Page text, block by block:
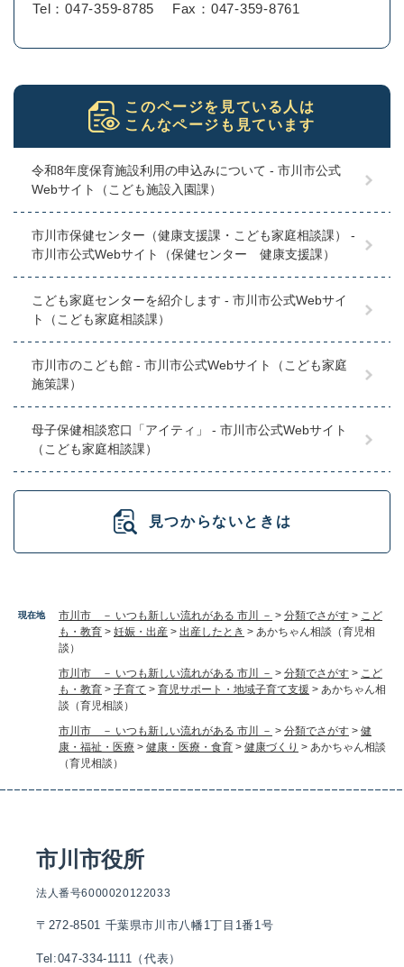
現在地 市川市 － いつも新しい流れがある 市川 － > 分類でさがす > こど
も・教育 > 妊娠・出産 > 出産したとき > あかちゃん相談（育児相
談）
市川市 － いつも新しい流れがある 市川 － > 分類でさがす > こど
も・教育 > 子育て > 育児サポート・地域子育て支援 > あかちゃん相
談（育児相談）
市川市 － いつも新しい流れがある 市川 － > 分類でさがす > 健
康・福祉・医療 > 健康・医療・食育 > 健康づくり > あかちゃん相談
（育児相談）
Tel：047-359-8785
Fax：047-359-8761
このページを見ている人は
こんなページも見ています
令和8年度保育施設利用の申込みについて - 市川市公式
Webサイト（こども施設入園課）
市川市保健センター（健康支援課・こども家庭相談課） -
市川市公式Webサイト（保健センター 健康支援課）
こども家庭センターを紹介します - 市川市公式Webサイ
ト（こども家庭相談課）
市川市のこども館 - 市川市公式Webサイト（こども家庭
施策課）
母子保健相談窓口「アイティ」 - 市川市公式Webサイト
（こども家庭相談課）
見つからないときは
市川市役所
法人番号6000020122033
〒272-8501 千葉県市川市八幡1丁目1番1号
Tel:047-334-1111（代表）